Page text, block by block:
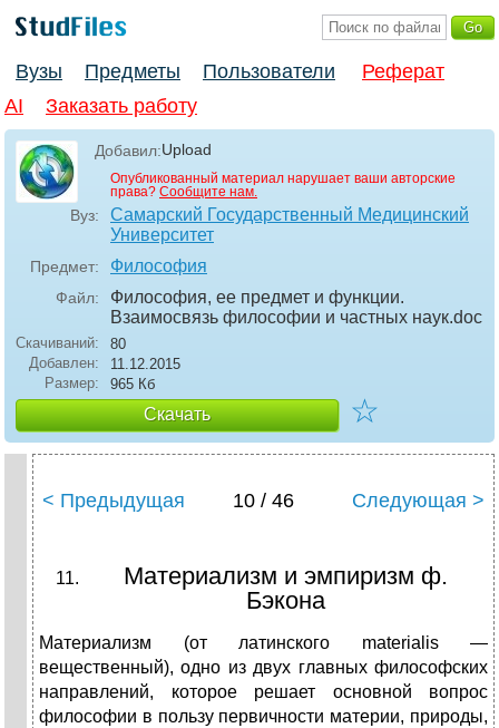
Вузы Предметы Пользователи
Реферат
AI
Заказать работу
Добавил:Upload
Опубликованный материал нарушает ваши авторские
права? Сообщите нам.
Вуз:
Самарский Государственный Медицинский
Университет
Предмет: Философия
Файл:
Философия, ее предмет и функции.
Взаимосвязь философии и частных наук.doc
Скачиваний:
80
Добавлен:
11.12.2015
Размер:
965 Кб
Скачать ☆
< Предыдущая 10 / 46 Следующая >
Материализм и эмпиризм ф.
Бэкона
Материализм (от латинского materialis —
вещественный), одно из двух главных философских
направлений, которое решает основной вопрос
философии в пользу первичности материи, природы,